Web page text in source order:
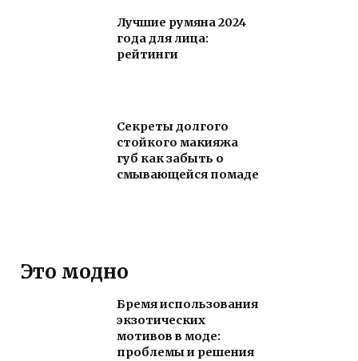
Лучшие румяна 2024
года для лица:
рейтинги
Секреты долгого
стойкого макияжа
губ как забыть о
смывающейся помаде
Это модно
Бремя использования
экзотических
мотивов в моде:
проблемы и решения